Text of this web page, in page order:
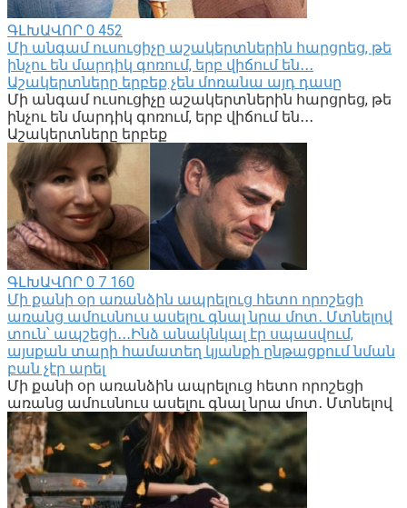
ԳԼԽԱՎՈՐ 0 452
Մի անգամ ուսուցիչը աշակերտներին հարցրեց, թե
ինչու են մարդիկ գոռում, երբ վիճում են․․․
Աշակերտները երբեք չեն մոռանա այդ դասը
Մի անգամ ուսուցիչը աշակերտներին հարցրեց, թե
ինչու են մարդիկ գոռում, երբ վիճում են․․․
Աշակերտները երբեք
ԳԼԽԱՎՈՐ 0 7 160
Մի քանի օր առանձին ապրելուց հետո որոշեցի
առանց ամուսնուս ասելու գնալ նրա մոտ․ Մտնելով
տուն՝ ապշեցի․․․Ինձ անակնկալ էր սպասվում,
այսքան տարի համատեղ կյանքի ընթացքում նման
բան չէր արել
Մի քանի օր առանձին ապրելուց հետո որոշեցի
առանց ամուսնուս ասելու գնալ նրա մոտ․ Մտնելով